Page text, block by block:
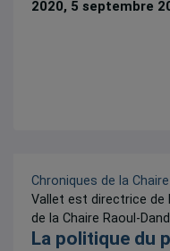
2020, 5 septembre
Chroniques de la
Vallet est directrice de
de la Chaire Raoul-
La politique du